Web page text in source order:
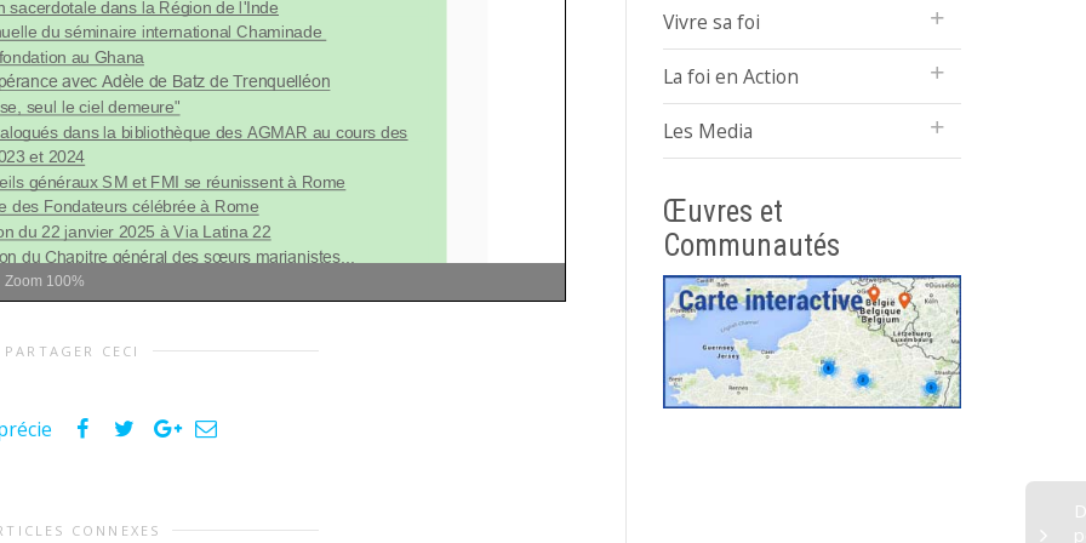
Zoom 100%
PARTAGER CECI
CONNEXES
Vivre sa foi
La foi en Action
Les Media
Œuvres et
Communautés